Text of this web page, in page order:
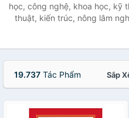
học, công nghệ, khoa học, kỹ
thuật, kiến trúc, nông lâm
19.737 Tác Phẩm Sắp